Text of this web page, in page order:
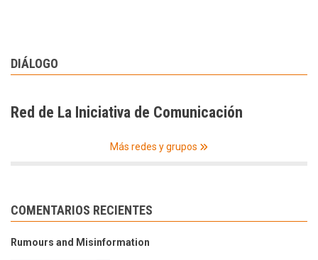
DIÁLOGO
Red de La Iniciativa de Comunicación
Más redes y grupos
COMENTARIOS RECIENTES
Rumours and Misinformation